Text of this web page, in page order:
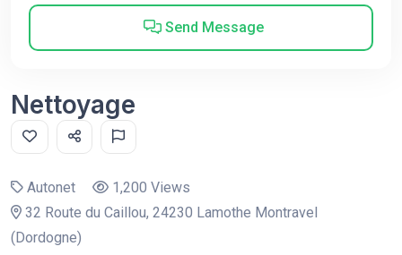
Send Message
Nettoyage
Autonet
1,200 Views
32 Route du Caillou, 24230 Lamothe Montravel
(Dordogne)